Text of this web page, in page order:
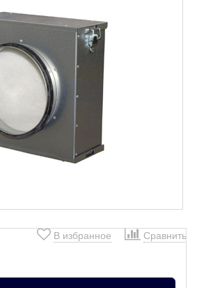
В избранное Сравнить